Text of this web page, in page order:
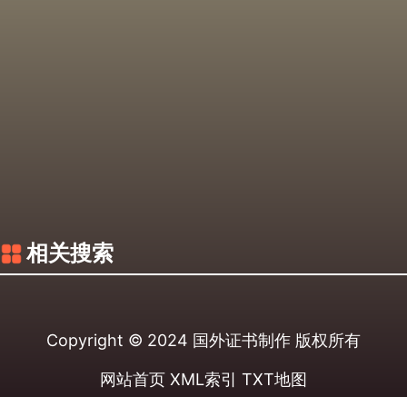
相关搜索
Copyright © 2024 国外证书制作 版权所有
网站首页 XML索引 TXT地图